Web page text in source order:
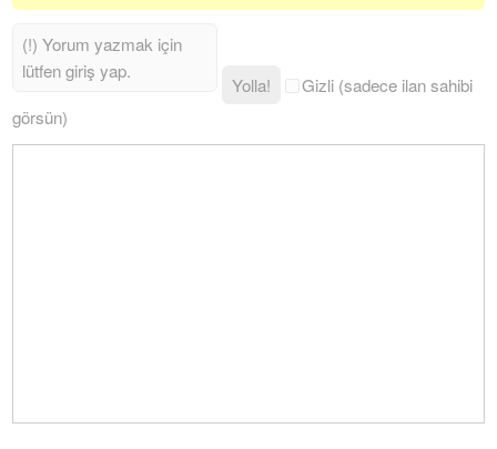
Yolla!
Gizli (sadece ilan sahibi
görsün)